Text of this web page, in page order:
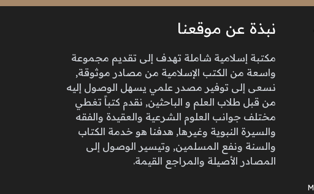
نبذة عن موقعنا
مكتبة إسلامية شاملة تهدف إلى تقديم مجموعة
واسعة من الكتب الإسلامية من مصادر موثوقة,
نسعى إلى توفير مصدر علمي يسهل الوصول إليه
من قبل طلاب العلم و الباحثين, نقدم كتباً تغطي
مختلف جوانب العلوم الشرعية والعقيدة والفقه
والسيرة النبوية وغيرها, هدفنا هو خدمة الكتاب
والسنة ونفع المسلمين, وتيسير الوصول إلى
المصادر الأصيلة والمراجع القيمة.